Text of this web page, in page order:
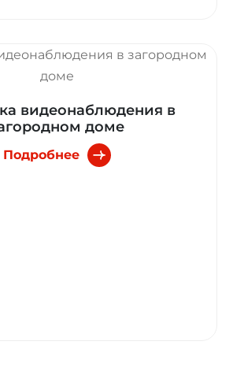
видеонаблюдения в
доме
Подробнее